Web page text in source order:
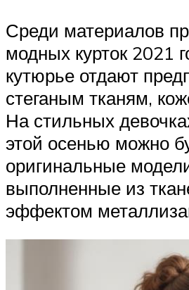
Среди материалов
модных курток 2021
кутюрье отдают
стеганым тканям,
На стильных
этой осенью можно
оригинальные
выполненные из
эффектом